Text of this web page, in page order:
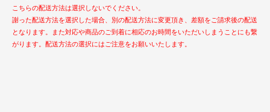
こちらの配送方法は選択しないでください。
謝った配送方法を選択した場合、別の配送方法に変更頂き、差額をご請求後の配送
となります。また対応や商品のご到着に相応のお時間をいただいしまうことにも繋
がります。配送方法の選択にはご注意をお願いいたします。